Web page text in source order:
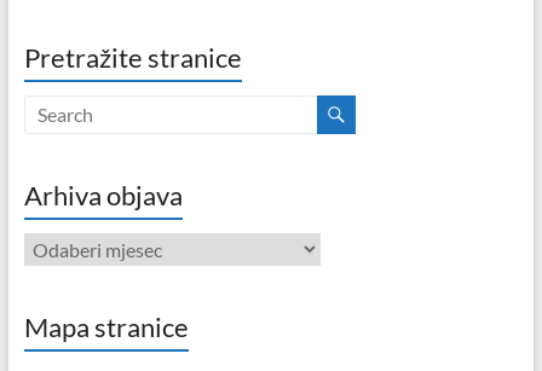
Pretražite stranice
Arhiva objava
Arhiva
objava
Mapa stranice